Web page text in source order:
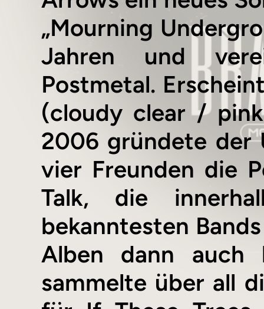
„Mourning
Jahren und
Postmetal.
(cloudy clear /
2006 gründete der
vier Freunden die
Talk, die
bekanntesten
Alben dann auch
sammelte über all